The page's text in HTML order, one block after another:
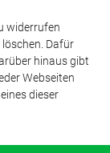
widerrufen
Dafür
hinaus gibt
Webseiten
dieser